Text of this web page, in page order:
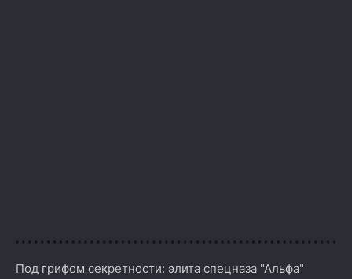
Под грифом секретности: элита спецназа "Альфа"